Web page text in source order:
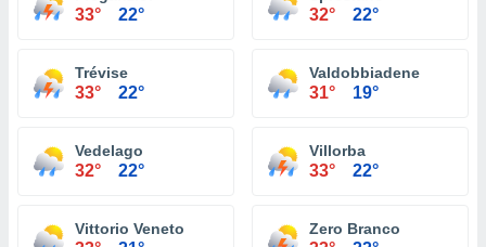
33° 22° 32° 22°
Trévise
33° 22°
Valdobbiadene
31° 19°
Vedelago
32° 22°
Villorba
33° 22°
Vittorio Veneto Zero Branco